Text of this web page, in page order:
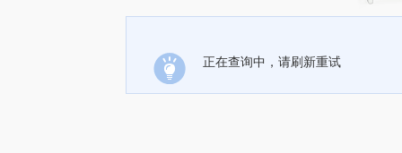
正在查询中，请刷新重试